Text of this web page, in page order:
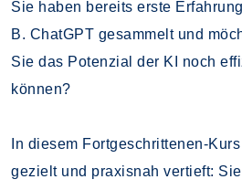
Sie haben bereits erste
B. ChatGPT gesammelt und
Sie das Potenzial der KI noch
können?
In diesem Fortgeschrittenen-
gezielt und praxisnah vertieft: